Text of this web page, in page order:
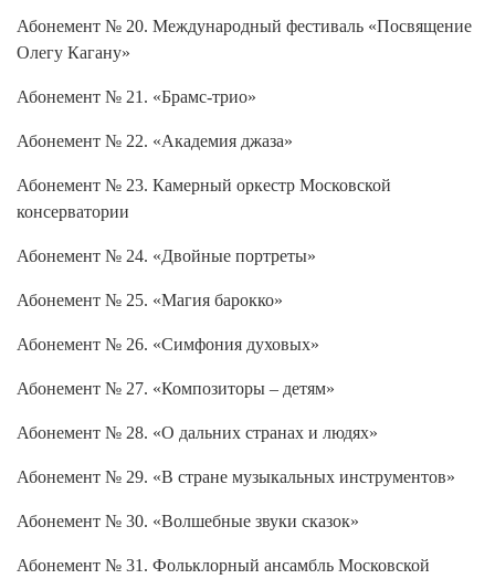
Абонемент № 20. Международный фестиваль «Посвящение
Олегу Кагану»
Абонемент № 21. «Брамс-трио»
Абонемент № 22. «Академия джаза»
Абонемент № 23. Камерный оркестр Московской
консерватории
Абонемент № 24. «Двойные портреты»
Абонемент № 25. «Магия барокко»
Абонемент № 26. «Симфония духовых»
Абонемент № 27. «Композиторы – детям»
Абонемент № 28. «О дальних странах и людях»
Абонемент № 29. «В стране музыкальных инструментов»
Абонемент № 30. «Волшебные звуки сказок»
Абонемент № 31. Фольклорный ансамбль Московской